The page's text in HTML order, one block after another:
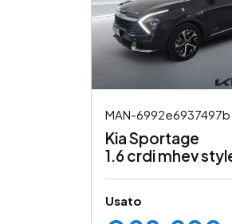
MAN-6992e6937497b
Kia Sportage
1.6 crdi mhev
Usato